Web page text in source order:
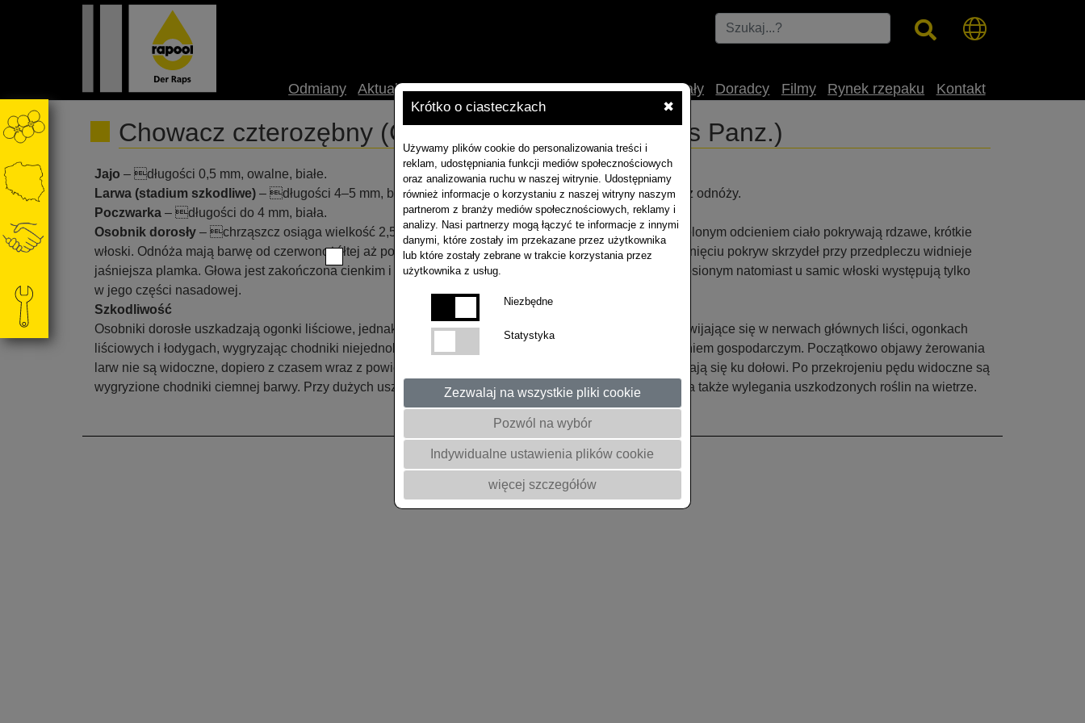
Krótko o ciasteczkach ✖
Używamy plików cookie do personalizowania treści i
reklam, udostępniania funkcji mediów społecznościowych
oraz analizowania ruchu w naszej witrynie. Udostępniamy
również informacje o korzystaniu z naszej witryny naszym
partnerom z branży mediów społecznościowych, reklamy i
analizy. Nasi partnerzy mogą łączyć te informacje z innymi
danymi, które zostały im przekazane przez użytkownika
lub które zostały zebrane w trakcie korzystania przez
użytkownika z usług.
Niezbędne
Statystyka
Zezwalaj na wszystkie pliki cookie
Pozwól na wybór
Indywidualne ustawienia plików cookie
więcej szczegółów
Odmiany Aktualności O nas Uprawa Technologia Materiały Doradcy Filmy Rynek rzepaku Kontakt
Chowacz czterozębny (Ceutorhynchus quadridens Panz.)
Jajo – długości 0,5 mm, owalne, białe.
Larwa (stadium szkodliwe) – długości 4–5 mm, biała z ciemnobrązową głową, ciało zakrzywione, bez odnóży.
Poczwarka – długości do 4 mm, biała.
Osobnik dorosły – chrząszcz osiąga wielkość 2,5–3 mm. Jego czarne lub niebieskoczarne z szarozielonym odcieniem ciało pokrywają rdzawe, krótkie
włoski. Odnóża mają barwę od czerwonożółtej aż po rdzawobrązową, stopy są ciemnobrunatne. Na zetknięciu pokryw skrzydeł przy przedpleczu widnieje
jaśniejsza plamka. Głowa jest zakończona cienkim i długim, wygiętym ku dołowi ryjkiem, u samców owłosionym natomiast u samic włoski występują tylko
w jego części nasadowej.
Szkodliwość
Osobniki dorosłe uszkadzają ogonki liściowe, jednak nie powodują większych strat. Natomiast larwy rozwijające się w nerwach głównych liści, ogonkach
liściowych i łodygach, wygryzając chodniki niejednokrotnie aż do szyjki korzeniowej, mogą być zagrożeniem gospodarczym. Początkowo objawy żerowania
larw nie są widoczne, dopiero z czasem wraz z powiększającymi się uszkodzeniami liście żółkną i zaginają się ku dołowi. Po przekrojeniu pędu widoczne są
wygryzione chodniki ciemnej barwy. Przy dużych uszkodzeniach może nastąpić zahamowanie wzrostu, a także wylegania uszkodzonych roślin na wietrze.